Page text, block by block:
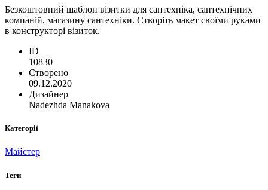
Безкоштовний шаблон візитки для сантехніка, сантехнічних
компаній, магазину сантехніки. Створіть макет своїми руками
в конструкторі візиток.
ID
10830
Створено
09.12.2020
Дизайнер
Nadezhda Manakova
Категорії
Майстер
Теги